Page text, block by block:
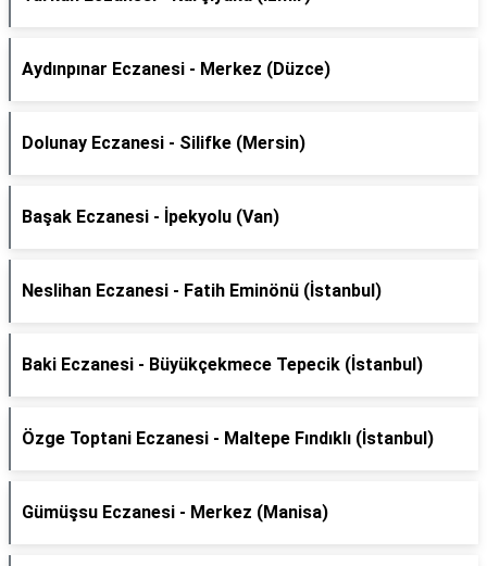
Aydınpınar Eczanesi - Merkez (Düzce)
Dolunay Eczanesi - Silifke (Mersin)
Başak Eczanesi - İpekyolu (Van)
Neslihan Eczanesi - Fatih Eminönü (İstanbul)
Baki Eczanesi - Büyükçekmece Tepecik (İstanbul)
Özge Toptani Eczanesi - Maltepe Fındıklı (İstanbul)
Gümüşsu Eczanesi - Merkez (Manisa)